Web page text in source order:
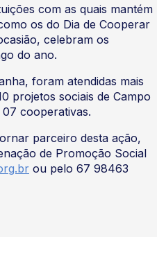
com as quais mantém
os do Dia de Cooperar
celebram os
do ano.
foram atendidas mais
projetos sociais de Campo
cooperativas.
parceiro desta ação,
de Promoção Social
ou pelo 67 98463